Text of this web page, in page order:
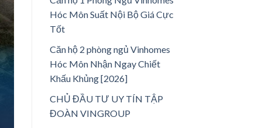
Hóc Môn Suất Nội Bộ Giá Cực
Tốt
Căn hộ 2 phòng ngủ Vinhomes
Hóc Môn Nhận Ngay Chiết
Khấu Khủng [2026]
CHỦ ĐẦU TƯ UY TÍN TẬP
ĐOÀN VINGROUP